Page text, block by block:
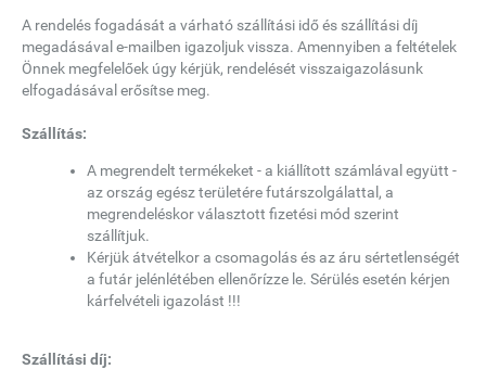
A rendelés fogadását a várható szállítási idő és szállítási díj
megadásával e-mailben igazoljuk vissza. Amennyiben a feltételek
Önnek megfelelőek úgy kérjük, rendelését visszaigazolásunk
elfogadásával erősítse meg.
Szállítás:
A megrendelt termékeket - a kiállított számlával együtt -
az ország egész területére futárszolgálattal, a
megrendeléskor választott fizetési mód szerint
szállítjuk.
Kérjük átvételkor a csomagolás és az áru sértetlenségét
a futár jelénlétében ellenőrízze le. Sérülés esetén kérjen
kárfelvételi igazolást !!!
Szállítási díj: